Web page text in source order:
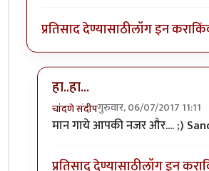
प्रतिसाद देण्यासाठीलॉग इन करा
हा..हा...
चांदणे संदीपगुरुवार, 06/07/2017 11:11
In reply toरेकाई काय क्युट दिसतेय
मान गाये आपकी नजर और.... ;)